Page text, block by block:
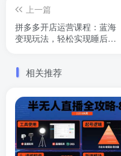
上一篇
拼多多开店运营课程：蓝海
变现玩法，轻松实现睡后收
相关推荐